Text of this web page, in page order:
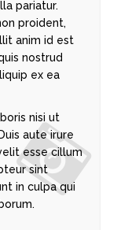
pariatur.
proident,
anim id est
nostrud
ex ea
nisi ut
aute irure
esse cillum
sint
in culpa qui